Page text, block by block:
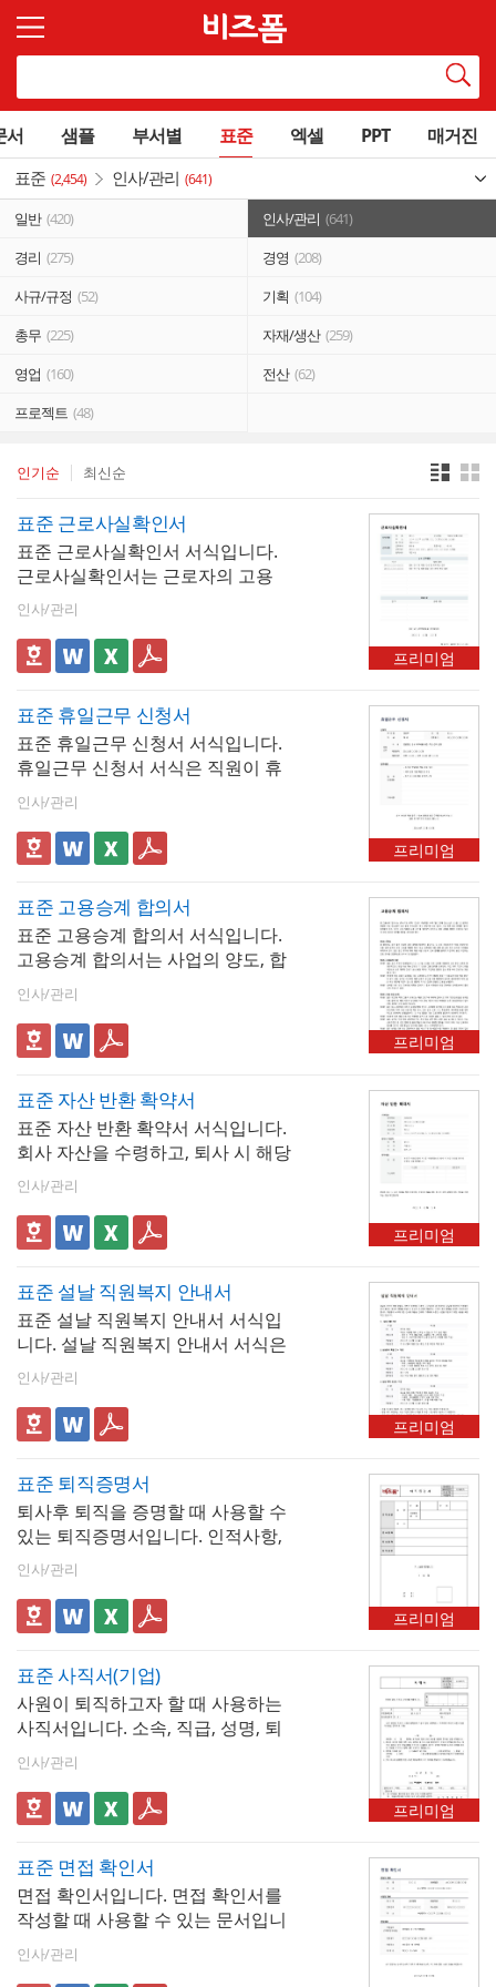
서 샘플 부서별 표준 엑셀 PPT 매거진
표준 (2,454) 인사/관리 (641)
일반 (420) 인사/관리 (641)
경리 (275) 경영 (208)
사규/규정 (52) 기획 (104)
총무 (225) 자재/생산 (259)
영업 (160) 전산 (62)
프로젝트 (48)
인기순 최신순
표준 근로사실확인서
표준 근로사실확인서 서식입니다.
근로사실확인서는 근로자의 고용
상태와 근무 기간을 증명하는 문서
로, 주로 취업이나 대출 등의 용도로
사용됩니다. 서식에는 근로자의 인
적사항, 근무사항, 직무 내용 등이
담당자의 서명이 필요합니다.
인사/관리
프리미엄
표준 휴일근무 신청서
표준 휴일근무 신청서 서식입니다.
휴일근무 신청서 서식은 직원이 휴
일에 근무를 요청할 때 사용하는 공
식 문서로, 신청자 정보, 근무 일자
및 시간, 근무 사유 등을 포함합니
다. 이 서식은 상급자의 승인도 필요
있습니다. 휴일근무 신청서는 직원
의 근무 조건을 명확히 하고 인사 관
리에 도움을 줍니다.
인사/관리
프리미엄
표준 고용승계 합의서
표준 고용승계 합의서 서식입니다.
고용승계 합의서는 사업의 양도, 합
병 등으로 인해 기존 사업장의 근로
관계가 새로운 사업주에게 그대로
이어짐을 당사자 간에 합의하는 문
서로 해당 서식에는 승계되는 근로
속 기간 등), 그리고 승계 효력 발생
일 등 중요한 내용이 포함됩니다.
인사/관리
프리미엄
표준 자산 반환 확약서
표준 자산 반환 확약서 서식입니다.
회사 자산을 수령하고, 퇴사 시 해당
자산을 제때 반환하겠다는 것을 확
약하는 서식입니다.
인사/관리
프리미엄
표준 설날 직원복지 안내서
표준 설날 직원복지 안내서 서식입
니다. 설날 직원복지 안내서 서식은
기업이나 기관에서 설날을 맞아 직
원들에게 제공하는 복지 혜택과 관
련된 정보를 정리한 문서입니다. 이
안내서는 직원들이 설날에 받을 수
확하게 전달하기 위해 작성됩니다.
인사/관리
프리미엄
표준 퇴직증명서
퇴사후 퇴직을 증명할 때 사용할 수
있는 퇴직증명서입니다. 인적사항,
입사일자, 퇴사일자, 퇴직사유 등의
항목으로 구성되어 있으며 직인을
날인하여 발급합니다.
인사/관리
프리미엄
표준 사직서(기업)
사원이 퇴직하고자 할 때 사용하는
사직서입니다. 소속, 직급, 성명, 퇴
사후연락처 등의 항목으로 구성되
어있으며 특별한 사유가 없는 한 최
소한 퇴직희망일로부터 15일 이전
에 사직서를 제출해야합니다.
인사/관리
프리미엄
표준 면접 확인서
면접 확인서입니다. 면접 확인서를
작성할 때 사용할 수 있는 문서입니
다.
인사/관리